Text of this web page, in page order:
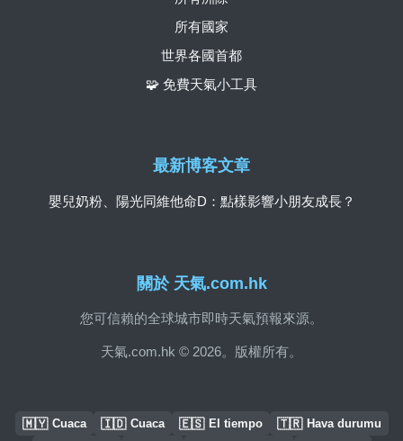
關於 天氣.com.hk
您可信賴的全球城市即時天氣預報來源。
天氣.com.hk © 2026。版權所有。
所有國家
世界各國首都
🧩 免費天氣小工具
最新博客文章
嬰兒奶粉、陽光同維他命D：點樣影響小朋友成長？
🇲🇾 Cuaca 🇮🇩 Cuaca 🇪🇸 El tiempo 🇹🇷 Hava durumu